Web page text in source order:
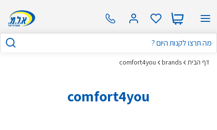
דף הבית brands
comfort4you
comfort4you